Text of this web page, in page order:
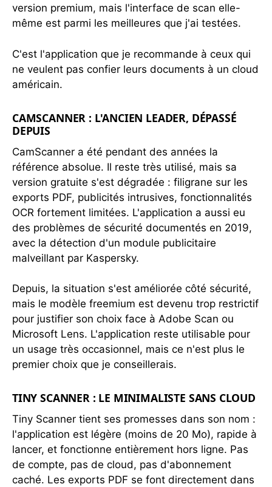
version premium, mais l'interface de scan elle-
même est parmi les meilleures que j'ai testées.
C'est l'application que je recommande à ceux qui
ne veulent pas confier leurs documents à un cloud
américain.
CAMSCANNER : L'ANCIEN LEADER, DÉPASSÉ
DEPUIS
CamScanner a été pendant des années la
référence absolue. Il reste très utilisé, mais sa
version gratuite s'est dégradée : filigrane sur les
exports PDF, publicités intrusives, fonctionnalités
OCR fortement limitées. L'application a aussi eu
des problèmes de sécurité documentés en 2019,
avec la détection d'un module publicitaire
malveillant par Kaspersky.
Depuis, la situation s'est améliorée côté sécurité,
mais le modèle freemium est devenu trop restrictif
pour justifier son choix face à Adobe Scan ou
Microsoft Lens. L'application reste utilisable pour
un usage très occasionnel, mais ce n'est plus le
premier choix que je conseillerais.
TINY SCANNER : LE MINIMALISTE SANS CLOUD
Tiny Scanner tient ses promesses dans son nom :
l'application est légère (moins de 20 Mo), rapide à
lancer, et fonctionne entièrement hors ligne. Pas
de compte, pas de cloud, pas d'abonnement
caché. Les exports PDF se font directement dans